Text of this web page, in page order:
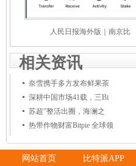
人民日报海外版｜南京比
相关资讯
奈雪携手多方发布鲜果茶
深耕中国市场41载，三Bi
苏超”整活出圈，海澜之
热带作物财富Bitpie 全球领
网站首页 比特派APP